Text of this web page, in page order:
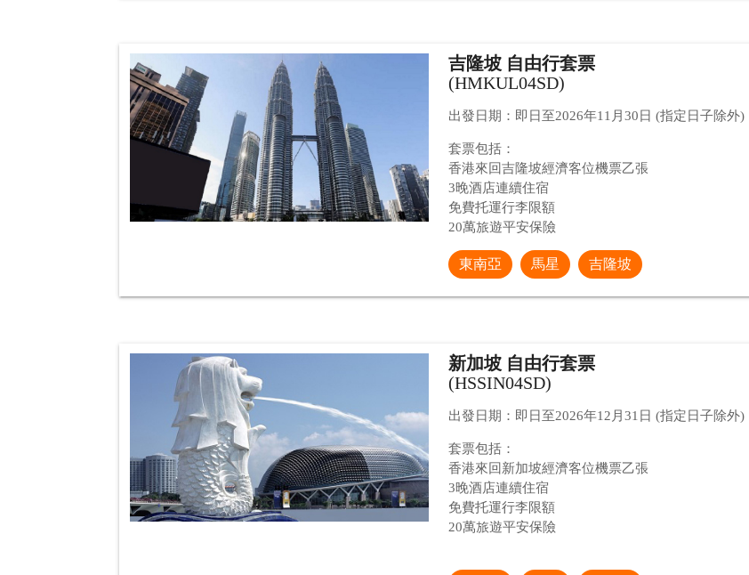
吉隆坡 自由行套票
(HMKUL04SD)
出發日期：即日至2026年11月30日 (指定日子除外)
套票包括：
香港來回吉隆坡經濟客位機票乙張
3晚酒店連續住宿
免費托運行李限額
20萬旅遊平安保險
東南亞 馬星 吉隆坡
新加坡 自由行套票
(HSSIN04SD)
出發日期：即日至2026年12月31日 (指定日子除外)
套票包括：
香港來回新加坡經濟客位機票乙張
3晚酒店連續住宿
免費托運行李限額
20萬旅遊平安保險